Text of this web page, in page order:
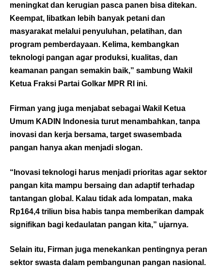
meningkat dan kerugian pasca panen bisa ditekan.
Keempat, libatkan lebih banyak petani dan
masyarakat melalui penyuluhan, pelatihan, dan
program pemberdayaan. Kelima, kembangkan
teknologi pangan agar produksi, kualitas, dan
keamanan pangan semakin baik,” sambung Wakil
Ketua Fraksi Partai Golkar MPR RI ini.
Firman yang juga menjabat sebagai Wakil Ketua
Umum KADIN Indonesia turut menambahkan, tanpa
inovasi dan kerja bersama, target swasembada
pangan hanya akan menjadi slogan.
“Inovasi teknologi harus menjadi prioritas agar sektor
pangan kita mampu bersaing dan adaptif terhadap
tantangan global. Kalau tidak ada lompatan, maka
Rp164,4 triliun bisa habis tanpa memberikan dampak
signifikan bagi kedaulatan pangan kita,” ujarnya.
Selain itu, Firman juga menekankan pentingnya peran
sektor swasta dalam pembangunan pangan nasional.